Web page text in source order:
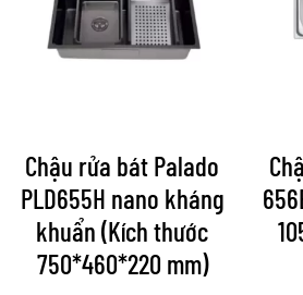
Chậu rửa bát Palado
PLD655H nano kháng
khuẩn (Kích thước
750*460*220 mm)